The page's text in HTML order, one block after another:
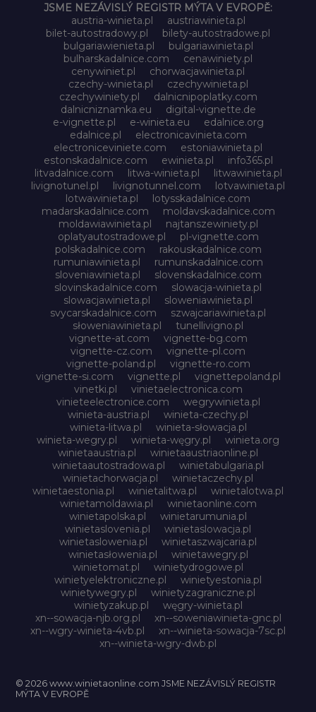
JSME NEZÁVISLÝ REGISTR MÝTA V EVROPĚ:
austria-winieta.pl
austriawinieta.pl
bilet-autostradowy.pl
bilety-autostradowe.pl
bulgariawienieta.pl
bulgariawinieta.pl
bulharskadalnice.com
cenawiniety.pl
cenywiniet.pl
chorwacjawinieta.pl
czechy-winieta.pl
czechywinieta.pl
czechywiniety.pl
dalnicnipoplatky.com
dalnicniznamka.eu
digital-vignette.de
e-vignette.pl
e-winieta.eu
edalnice.org
edalnice.pl
electronicavinieta.com
electroniceviniete.com
estoniawinieta.pl
estonskadalnice.com
ewinieta.pl
info365.pl
litvadalnice.com
litwa-winieta.pl
litwawinieta.pl
livignotunel.pl
livignotunnel.com
lotvawinieta.pl
lotwawinieta.pl
lotysskadalnice.com
madarskadalnice.com
moldavskadalnice.com
moldawiawinieta.pl
najtanszewiniety.pl
oplatyautostradowe.pl
pl-vignette.com
polskadalnice.com
rakouskadalnice.com
rumuniawinieta.pl
rumunskadalnice.com
sloveniawinieta.pl
slovenskadalnice.com
slovinskadalnice.com
slowacja-winieta.pl
slowacjawinieta.pl
sloweniawinieta.pl
svycarskadalnice.com
szwajcariawinieta.pl
słoweniawinieta.pl
tunellivigno.pl
vignette-at.com
vignette-bg.com
vignette-cz.com
vignette-pl.com
vignette-poland.pl
vignette-ro.com
vignette-si.com
vignette.pl
vignettepoland.pl
vinetki.pl
vinietaelectronica.com
vinieteelectronice.com
wegrywinieta.pl
winieta-austria.pl
winieta-czechy.pl
winieta-litwa.pl
winieta-słowacja.pl
winieta-wegry.pl
winieta-węgry.pl
winieta.org
winietaaustria.pl
winietaaustriaonline.pl
winietaautostradowa.pl
winietabulgaria.pl
winietachorwacja.pl
winietaczechy.pl
winietaestonia.pl
winietalitwa.pl
winietalotwa.pl
winietamoldawia.pl
winietaonline.com
winietapolska.pl
winietarumunia.pl
winietaslovenia.pl
winietaslowacja.pl
winietaslowenia.pl
winietaszwajcaria.pl
winietasłowenia.pl
winietawegry.pl
winietomat.pl
winietydrogowe.pl
winietyelektroniczne.pl
winietyestonia.pl
winietywegry.pl
winietyzagraniczne.pl
winietyzakup.pl
węgry-winieta.pl
xn--sowacja-njb.org.pl
xn--soweniawinieta-gnc.pl
xn--wgry-winieta-4vb.pl
xn--winieta-sowacja-7sc.pl
xn--winieta-wgry-dwb.pl
© 2026 www.winietaonline.com JSME NEZÁVISLÝ REGISTR
MÝTA V EVROPĚ